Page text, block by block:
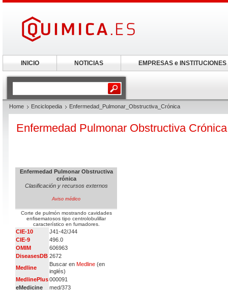
Home Enciclopedia Enfermedad_Pulmonar_Obstructiva_Crónica
Enfermedad Pulmonar Obstructiva Crónica
Enfermedad Pulmonar Obstructiva
crónica
Clasificación y recursos externos
Aviso médico
Corte de pulmón mostrando cavidades
enfisematosos tipo centrolobulillar
característico en fumadores.
CIE-10
J41-42/J44
CIE-9
496.0
OMIM
606963
DiseasesDB 2672
Medline
Buscar en Medline (en
inglés)
MedlinePlus000091
eMedicine
med/373
INICIO NOTICIAS EMPRESAS e INSTITUCIONES